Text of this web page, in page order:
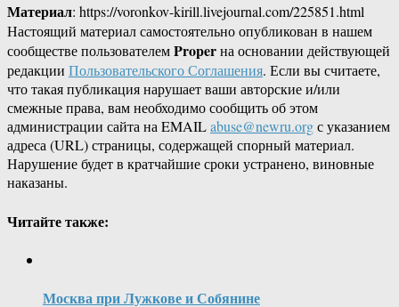
Материал: https://voronkov-kirill.livejournal.com/225851.html
Настоящий материал самостоятельно опубликован в нашем
сообществе пользователемProperна основании действующей
редакции Пользовательского Соглашения. Если вы считаете,
что такая публикация нарушает ваши авторские и/или
смежные права, вам необходимо сообщить об этом
администрации сайта на EMAILabuse@newru.orgс указанием
адреса (URL) страницы, содержащей спорный материал.
Нарушение будет в кратчайшие сроки устранено, виновные
наказаны.
Читайте также:
Москва при Лужкове и Собянине